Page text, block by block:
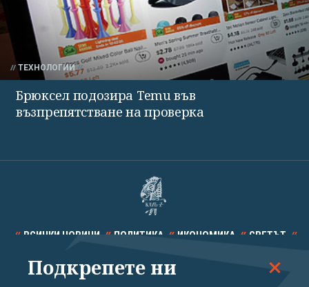
ТЕХНОЛОГИИ
Брюксел подозира Temu във
възпрепятстване на проверка
ВСИЧКИ НОВИНИ ПОЛИТИКА ИКОНОМИКА СВЕТЪТ
СПОРТ КУЛТУРА ТЕХНОЛОГИИ КАЛЕЙДОСКОП
Подкрепете ни